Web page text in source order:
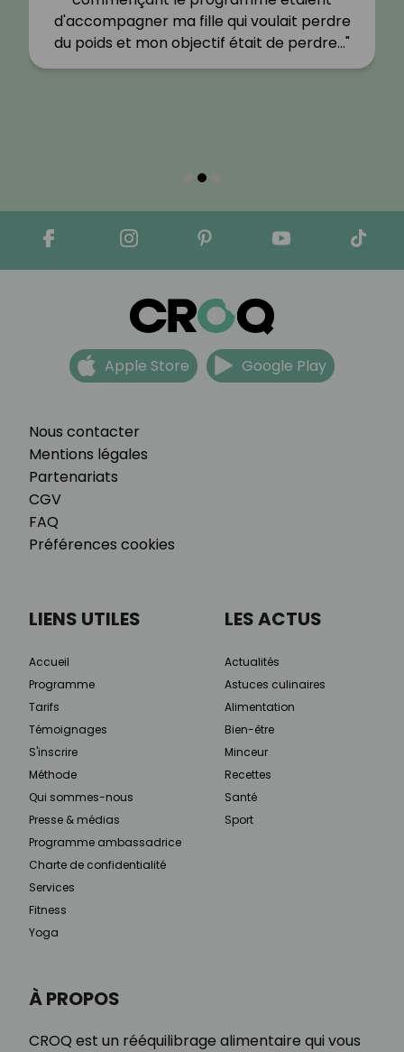
d'accompagner ma fille qui voulait perdre
du poids et mon objectif était de perdre…"
Nous contacter
Mentions légales
Partenariats
CGV
FAQ
Préférences cookies
Apple Store Google Play
À PROPOS
CROQ est un rééquilibrage alimentaire qui vous
LIENS UTILES
Accueil
Programme
Tarifs
Témoignages
S'inscrire
Méthode
Qui sommes-nous
Presse & médias
Programme ambassadrice
Charte de confidentialité
Services
Fitness
Yoga
LES ACTUS
Actualités
Astuces culinaires
Alimentation
Bien-être
Minceur
Recettes
Santé
Sport